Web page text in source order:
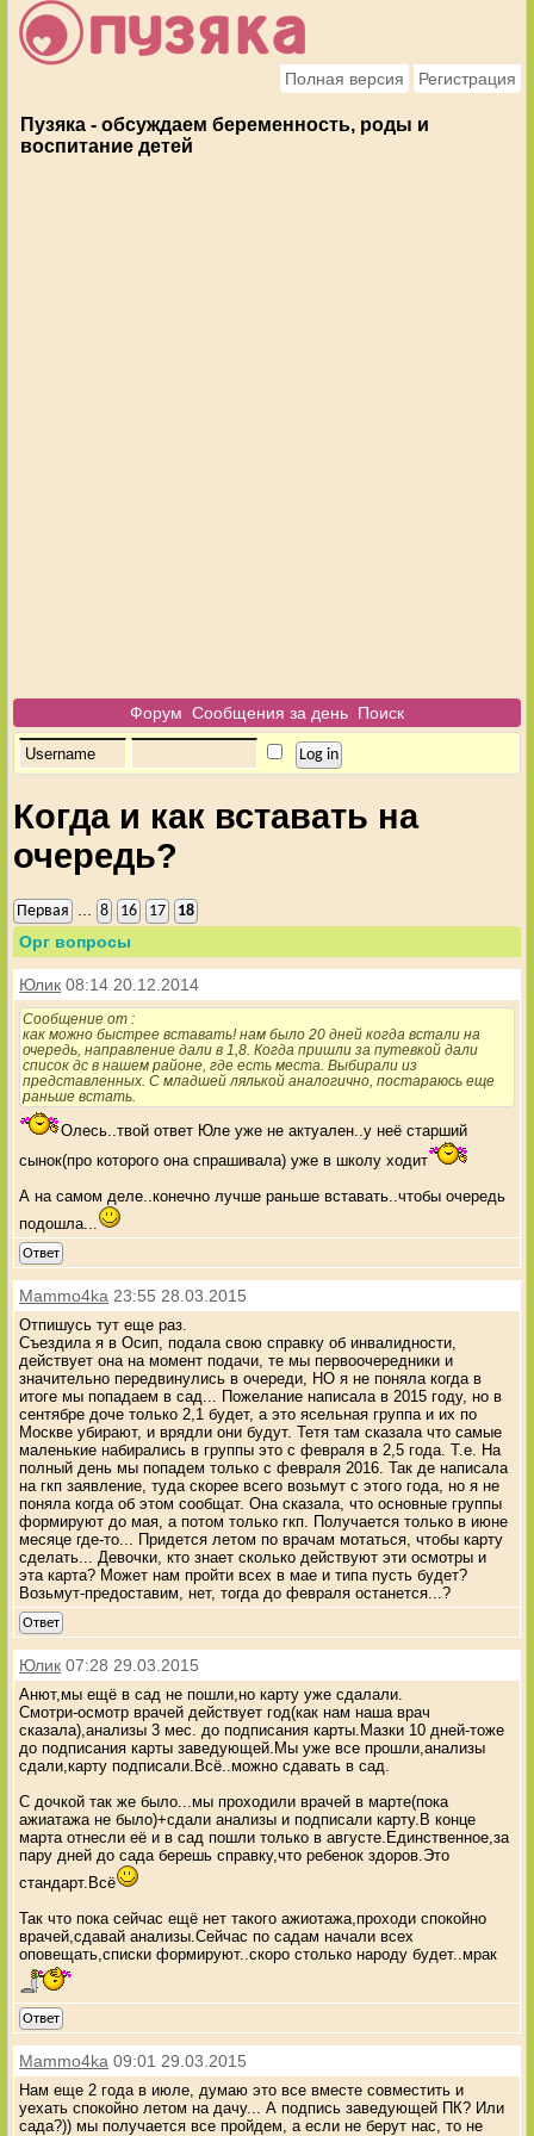
Полная версия Регистрация
Пузяка - обсуждаем беременность, роды и
воспитание детей
Форум Сообщения за день Поиск
Когда и как вставать на
очередь?
Первая 8 16 17 18
Орг вопросы
Юлик 08:14 20.12.2014
Сообщение от :
как можно быстрее вставать! нам было 20 дней когда встали на
очередь, направление дали в 1,8. Когда пришли за путевкой дали
список дс в нашем районе, где есть места. Выбирали из
представленных. С младшей лялькой аналогично, постараюсь еще
раньше встать.
Олесь..твой ответ Юле уже не актуален..у неё старший
сынок(про которого она спрашивала) уже в школу ходит
А на самом деле..конечно лучше раньше вставать..чтобы очередь
подошла...
Ответ
Mammo4ka 23:55 28.03.2015
Отпишусь тут еще раз.
Съездила я в Осип, подала свою справку об инвалидности,
действует она на момент подачи, те мы первоочередники и
значительно передвинулись в очереди, НО я не поняла когда в
итоге мы попадаем в сад... Пожелание написала в 2015 году, но в
сентябре доче только 2,1 будет, а это ясельная группа и их по
Москве убирают, и врядли они будут. Тетя там сказала что самые
маленькие набирались в группы это с февраля в 2,5 года. Т.е. На
полный день мы попадем только с февраля 2016. Так де написала
на гкп заявление, туда скорее всего возьмут с этого года, но я не
поняла когда об этом сообщат. Она сказала, что основные группы
формируют до мая, а потом только гкп. Получается только в июне
месяце где-то... Придется летом по врачам мотаться, чтобы карту
сделать... Девочки, кто знает сколько действуют эти осмотры и
эта карта? Может нам пройти всех в мае и типа пусть будет?
Возьмут-предоставим, нет, тогда до февраля останется...?
Ответ
Юлик 07:28 29.03.2015
Анют,мы ещё в сад не пошли,но карту уже сдалали.
Смотри-осмотр врачей действует год(как нам наша врач
сказала),анализы 3 мес. до подписания карты.Мазки 10 дней-тоже
до подписания карты заведующей.Мы уже все прошли,анализы
сдали,карту подписали.Всё..можно сдавать в сад.
С дочкой так же было...мы проходили врачей в марте(пока
ажиатажа не было)+сдали анализы и подписали карту.В конце
марта отнесли её и в сад пошли только в августе.Единственное,за
пару дней до сада берешь справку,что ребенок здоров.Это
стандарт.Всё
Так что пока сейчас ещё нет такого ажиотажа,проходи спокойно
врачей,сдавай анализы.Сейчас по садам начали всех
оповещать,списки формируют..скоро столько народу будет..мрак
Ответ
Mammo4ka 09:01 29.03.2015
Нам еще 2 года в июле, думаю это все вместе совместить и
уехать спокойно летом на дачу... А подпись заведующей ПК? Или
сада?)) мы получается все пройдем, а если не берут нас, то не